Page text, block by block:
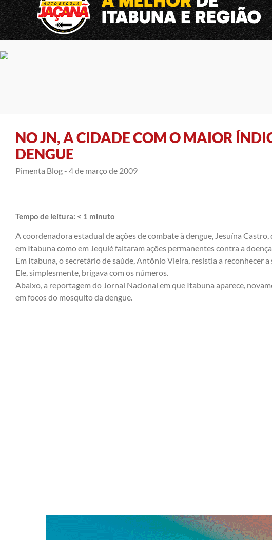
NO JN, A CIDADE COM O MAIOR
DENGUE
Pimenta Blog - 4 de março de 2009
Tempo de leitura: < 1 minuto
A coordenadora estadual de ações de combate à dengue, Jesuína
em Itabuna como em Jequié faltaram ações permanentes contra a doença.
Em Itabuna, o secretário de saúde, Antônio Vieira, resistia a reconhecer
Ele, simplesmente, brigava com os números.
Abaixo, a reportagem do Jornal Nacional em que Itabuna aparece,
em focos do mosquito da dengue.